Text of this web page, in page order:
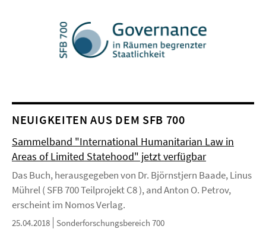
NEUIGKEITEN AUS DEM SFB 700
Sammelband "International Humanitarian Law in
Areas of Limited Statehood" jetzt verfügbar
Das Buch, herausgegeben von Dr. Björnstjern Baade, Linus
Mührel ( SFB 700 Teilprojekt C8 ), and Anton O. Petrov,
erscheint im Nomos Verlag.
25.04.2018 Sonderforschungsbereich 700